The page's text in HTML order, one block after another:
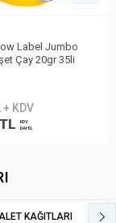
Label Demlik
50 Adet
+ KDV
KDV
DAHİL
KAĞITLARI